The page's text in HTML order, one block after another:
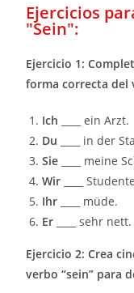
Ejercicios
"Sein":
Ejercicio 1:
forma correcta del
Ich ____ ein Arzt.
Du ____ in der
Sie ____ meine
Wir ____
Ihr ____ müde.
Er ____ sehr nett.
Ejercicio 2: Crea
verbo “sein” para